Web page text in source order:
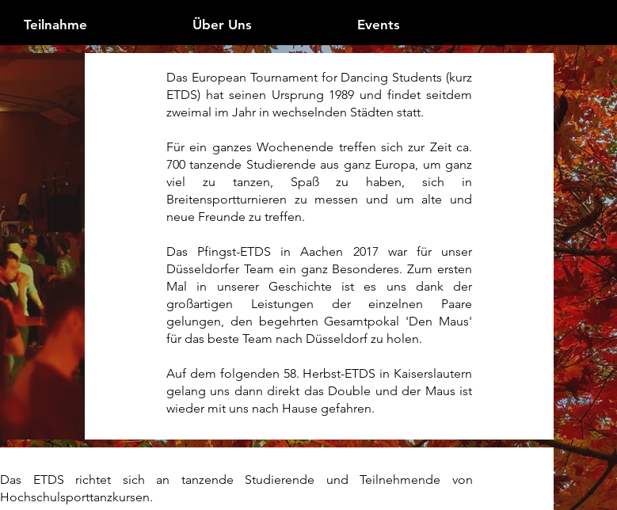
Teilnahme Über Uns Events
Das European Tournament for Dancing Students (kurz
ETDS) hat seinen Ursprung 1989 und findet seitdem
zweimal im Jahr in wechselnden Städten statt.
Für ein ganzes Wochenende treffen sich zur Zeit ca.
700 tanzende Studierende aus ganz Europa, um ganz
viel zu tanzen, Spaß zu haben, sich in
Breitensportturnieren zu messen und um alte und
neue Freunde zu treffen.
​Das Pfingst-ETDS in Aachen 2017 war für unser
Düsseldorfer Team ein ganz Besonderes. Zum ersten
Mal in unserer Geschichte ist es uns dank der
großartigen Leistungen der einzelnen Paare
gelungen, den begehrten Gesamtpokal 'Den Maus'
für das beste Team nach Düsseldorf zu holen.
Auf dem folgenden 58. Herbst-ETDS in Kaiserslautern
gelang uns dann direkt das Double und der Maus ist
wieder mit uns nach Hause gefahren.
Das ETDS richtet sich an tanzende Studierende und Teilnehmende von
Hochschulsporttanzkursen.